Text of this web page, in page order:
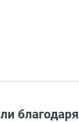
благодаря